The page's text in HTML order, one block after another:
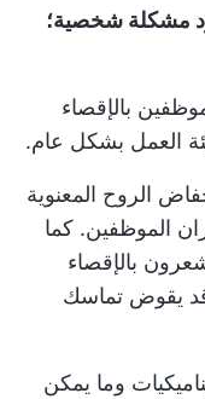
مشكلة شخصية؛
بالإقصاء
العمل بشكل عام.
الروح المعنوية
الموظفين. كما
بالإقصاء
قد يقوض تماسك
وما يمكن